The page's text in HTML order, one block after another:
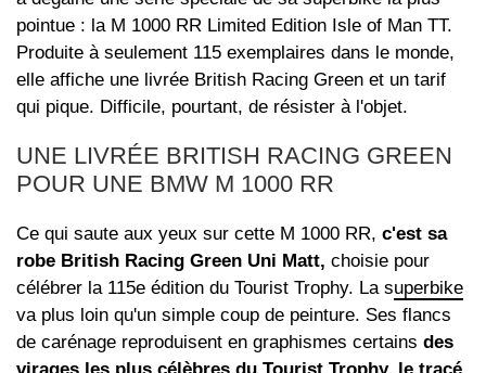
pointue : la M 1000 RR Limited Edition Isle of Man TT.
Produite à seulement 115 exemplaires dans le monde,
elle affiche une livrée British Racing Green et un tarif
qui pique. Difficile, pourtant, de résister à l'objet.
UNE LIVRÉE BRITISH RACING GREEN
POUR UNE BMW M 1000 RR
Ce qui saute aux yeux sur cette M 1000 RR, c'est sa
robe British Racing Green Uni Matt, choisie pour
célébrer la 115e édition du Tourist Trophy. La superbike
va plus loin qu'un simple coup de peinture. Ses flancs
de carénage reproduisent en graphismes certains des
virages les plus célèbres du Tourist Trophy, le tracé